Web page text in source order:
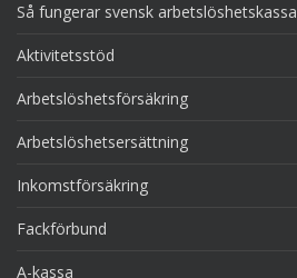
Så fungerar svensk arbetslöshetskassa
Aktivitetsstöd
Arbetslöshetsförsäkring
Arbetslöshetsersättning
Inkomstförsäkring
Fackförbund
A-kassa